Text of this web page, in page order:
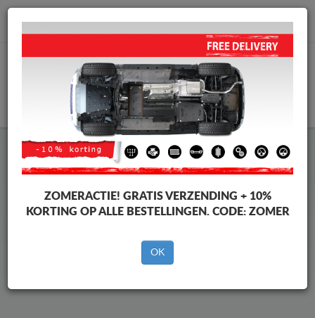
info@motorbeschermplaat.com
WINKELWAGEN
Beschermplaat Onder Auto
Mercedes CLA
ZOMERACTIE! GRATIS VERZENDING + 10%
KORTING OP ALLE BESTELLINGEN. CODE: ZOMER
OK